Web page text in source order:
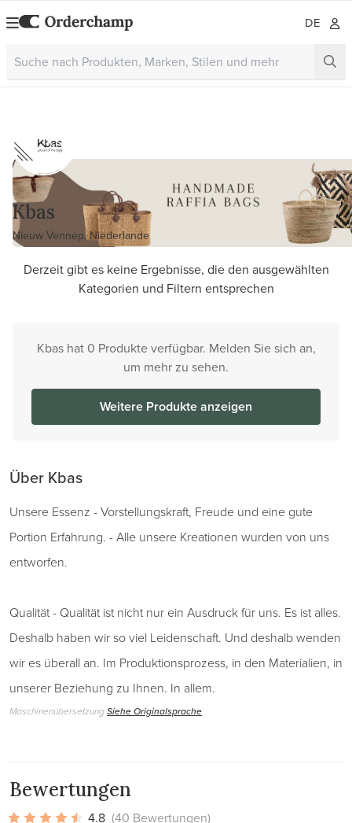
DE
Kbas
Nieuw Vennep, Niederlande
Derzeit gibt es keine Ergebnisse, die den ausgewählten
Kategorien und Filtern entsprechen
Kbas hat 0 Produkte verfügbar. Melden Sie sich an,
um mehr zu sehen.
Weitere Produkte anzeigen
Über Kbas
Unsere Essenz - Vorstellungskraft, Freude und eine gute
Portion Erfahrung. - Alle unsere Kreationen wurden von uns
entworfen.
Qualität - Qualität ist nicht nur ein Ausdruck für uns. Es ist alles.
Deshalb haben wir so viel Leidenschaft. Und deshalb wenden
wir es überall an. Im Produktionsprozess, in den Materialien, in
unserer Beziehung zu Ihnen. In allem.
MaschinenübersetzungSiehe Originalsprache
Bewertungen
4.8 (40 Bewertungen)